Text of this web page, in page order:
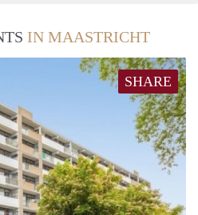
IN MAASTRICHT
SHARE